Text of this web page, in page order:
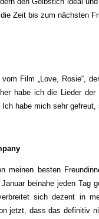
Zeit bis zum nächsten
Film „Love, Rosie“,
habe ich die Lieder
habe mich sehr
meinen besten
beinahe jeden
sich dezent in
jetzt, dass das definitiv